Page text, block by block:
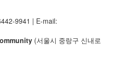
9941 | E-mail:
(서울시 중랑구 신내로